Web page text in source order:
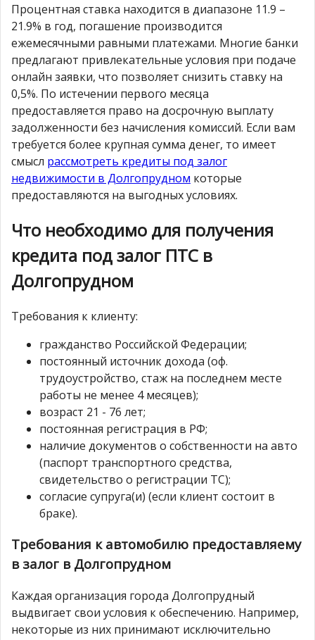
Процентная ставка находится в диапазоне 11.9 –
21.9% в год, погашение производится
ежемесячными равными платежами. Многие банки
предлагают привлекательные условия при подаче
онлайн заявки, что позволяет снизить ставку на
0,5%. По истечении первого месяца
предоставляется право на досрочную выплату
задолженности без начисления комиссий. Если вам
требуется более крупная сумма денег, то имеет
смысл рассмотреть кредиты под залог
недвижимости в Долгопрудном которые
предоставляются на выгодных условиях.
Что необходимо для получения
кредита под залог ПТС в
Долгопрудном
Требования к клиенту:
гражданство Российской Федерации;
постоянный источник дохода (оф.
трудоустройство, стаж на последнем месте
работы не менее 4 месяцев);
возраст 21 - 76 лет;
постоянная регистрация в РФ;
наличие документов о собственности на авто
(паспорт транспортного средства,
свидетельство о регистрации ТС);
согласие супруга(и) (если клиент состоит в
браке).
Требования к автомобилю предоставляему
в залог в Долгопрудном
Каждая организация города Долгопрудный
выдвигает свои условия к обеспечению. Например,
некоторые из них принимают исключительно